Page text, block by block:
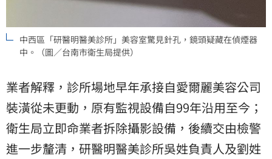
中西區「研醫明醫美診所」美容室驚見針孔，鏡頭疑藏在偵煙器
中。（圖／台南市衛生局提供）
業者解釋，診所場地早年承接自愛爾麗美容公司
裝潢從未更動，原有監視設備自99年沿用至今；
衛生局立即命業者拆除攝影設備，後續交由檢警
進一步釐清，研醫明醫美診所吳姓負責人及劉姓